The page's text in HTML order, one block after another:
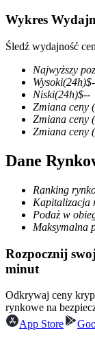
Kontrakty
Kontrakty
TradFi
Instrumenty
towary
Kontrakty
Wykres
Śledź wydajność
Najwyższy
Wysoki(24h)$
Niski(24h)$--
Zmiana ceny
Zmiana ceny
Zmiana ceny
Dane
Ranking
Kapitalizacja
Podaż w
Maksymalna
Rozpocznij
minut
Odkrywaj ceny
rynkowe na
App Store